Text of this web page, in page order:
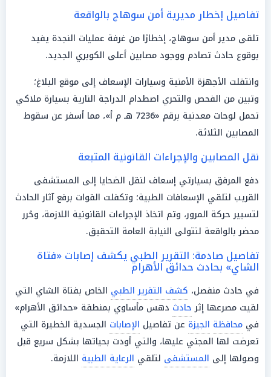
تفاصيل إخطار مديرية أمن سوهاج بالواقعة
تلقى مدير أمن سوهاج، إخطارًا من غرفة عمليات النجدة يفيد
بوقوع حادث تصادم ووجود مصابين أعلى الكوبري الجديد.
وانتقلت الأجهزة الأمنية وسيارات الإسعاف إلى موقع البلاغ؛
وتبين من الفحص والتحري اصطدام الدراجة النارية بسيارة ملاكي
تحمل لوحات معدنية برقم «7236 هـ م أ»، مما أسفر عن سقوط
المصابين الثلاثة.
نقل المصابين والإجراءات القانونية المتبعة
دفع المرفق بسيارتي إسعاف لنقل الضحايا إلى المستشفى
القريب لتلقي الإسعافات الطبية؛ وتكفلت القوات برفع آثار الحادث
لتسيير حركة المرور، وتم اتخاذ الإجراءات القانونية اللازمة، وحُرر
محضر بالواقعة لتتولى النيابة العامة التحقيق.
تفاصيل صادمة: التقرير الطبي يكشف إصابات «فتاة
الشاي» بحادث حدائق الأهرام
في حادث منفصل، كشف التقرير الطبي الخاص بفتاة الشاي التي
لقيت مصرعها إثرحادث دهس مأساوي بمنطقة «حدائق الأهرام»
في محافظة الجيزة عن تفاصيل الإصابات الجسدية الخطيرة التي
تعرضت لها المجني عليها، والتي أودت بحياتها بشكل سريع قبل
وصولها إلى المستشفى لتلقي الرعاية الطبية اللازمة.